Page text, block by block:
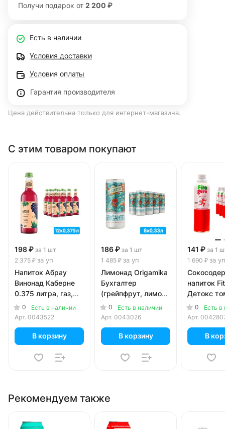
Получи подарок от 2 200 ₽
Есть в наличии
Условия доставки
Условия оплаты
Гарантия производителя
Цена действительна только для интернет-магазина.
С этим товаром покупают
198 ₽ за 1 шт
2 375 ₽ за уп
Напиток Абрау
Винонад Каберне
0.375 литра, газ,
стекло, 12 шт. в уп.
0
Есть в наличии
Арт. 0043522
В корзину
186 ₽ за 1 шт
1 485 ₽ за уп
Лимонад Origamika
Бухгалтер
(грейпфрут, лимон,
виноград,
лемонграсс), 0.33
шт. в уп.
0
Есть в наличии
Арт. 0043026
В корзину
141 ₽ за 1
1 690 ₽ за уп
напиток
Детокс
базилик
стекло,
0
Есть в
Арт.
В
Рекомендуем также